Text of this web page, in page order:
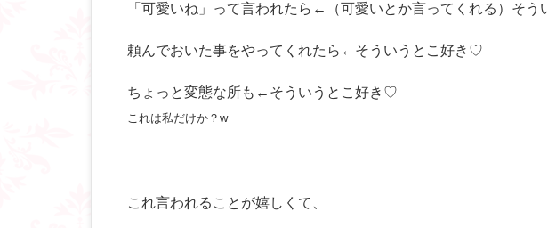
「可愛いね」って言われたら←（可愛いとか言ってくれる）そ
頼んでおいた事をやってくれたら←そういうとこ好き♡
ちょっと変態な所も←そういうとこ好き♡
これは私だけか？w
これ言われることが嬉しくて、